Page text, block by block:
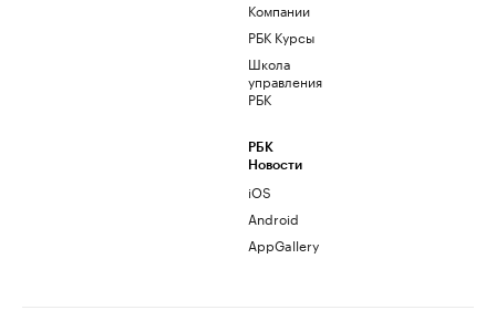
Компании
РБК Курсы
Школа
управления
РБК
РБК
Новости
iOS
Android
AppGallery